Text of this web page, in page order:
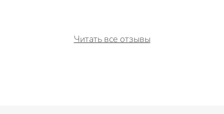
Читать все отзывы